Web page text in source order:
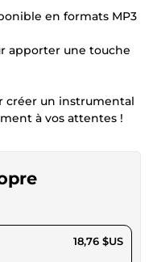
en formats MP3
apporter une touche
créer un instrumental
à vos attentes !
18,76 $US